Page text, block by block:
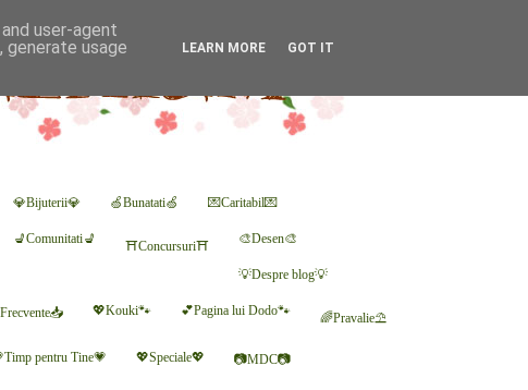
💎Bijuterii💎 🍏Bunatati🍏 💌Caritabil💌
💺Comunitati💺 ⛩Concursuri⛩ 🎨Desen🎨
💡Despre blog💡
💖Kouki🐾 💕Pagina lui Dodo🐾 🌈Pravalie⛱
pentru Tine💗 💖Speciale💖 📷MDC📷
user-agent
usage
LEARN MORE GOT IT